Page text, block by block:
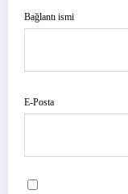
Bağlantı ismi
E-Posta